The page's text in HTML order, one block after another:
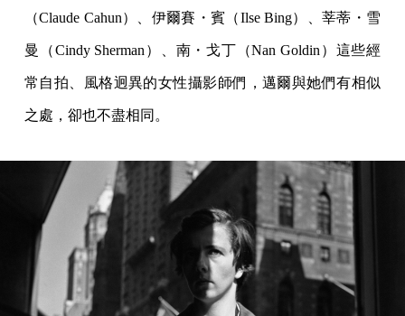
（Claude Cahun）、伊爾賽・賓（Ilse Bing）、莘蒂・雪
曼（Cindy Sherman）、南・戈丁（Nan Goldin）這些經
常自拍、風格迥異的女性攝影師們，邁爾與她們有相似
之處，卻也不盡相同。